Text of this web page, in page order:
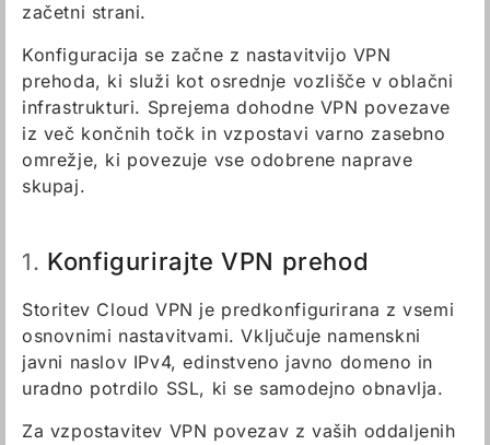
začetni strani.
Konfiguracija se začne z nastavitvijo VPN
prehoda, ki služi kot osrednje vozlišče v oblačni
infrastrukturi. Sprejema dohodne VPN povezave
iz več končnih točk in vzpostavi varno zasebno
omrežje, ki povezuje vse odobrene naprave
skupaj.
1. Konfigurirajte VPN prehod
Storitev Cloud VPN je predkonfigurirana z vsemi
osnovnimi nastavitvami. Vključuje namenskni
javni naslov IPv4, edinstveno javno domeno in
uradno potrdilo SSL, ki se samodejno obnavlja.
Za vzpostavitev VPN povezav z vaših oddaljenih